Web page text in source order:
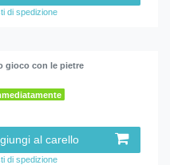
di spedizione
gioco con le pietre
al carello
di spedizione